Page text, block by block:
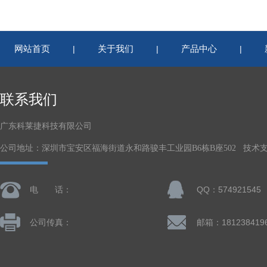
网站首页 | 关于我们 | 产品中心 |
联系我们
广东科莱捷科技有限公司
公司地址：深圳市宝安区福海街道永和路骏丰工业园B6栋B座502 技术
电 话： QQ：574921545
公司传真：